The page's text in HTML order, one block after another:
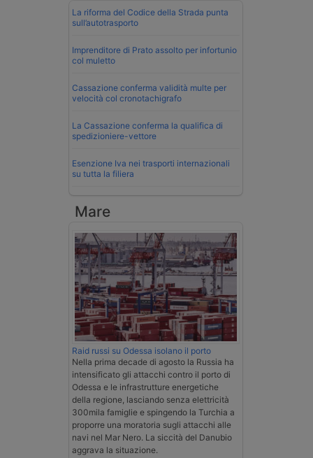
La riforma del Codice della Strada punta
sull’autotrasporto
Imprenditore di Prato assolto per infortunio
col muletto
Cassazione conferma validità multe per
velocità col cronotachigrafo
La Cassazione conferma la qualifica di
spedizioniere-vettore
Esenzione Iva nei trasporti internazionali
su tutta la filiera
Mare
Raid russi su Odessa isolano il porto
Nella prima decade di agosto la Russia ha
intensificato gli attacchi contro il porto di
Odessa e le infrastrutture energetiche
della regione, lasciando senza elettricità
300mila famiglie e spingendo la Turchia a
proporre una moratoria sugli attacchi alle
navi nel Mar Nero. La siccità del Danubio
aggrava la situazione.